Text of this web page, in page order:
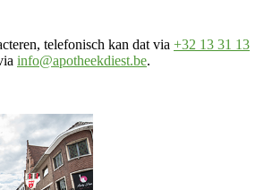
telefonisch kan dat via +32 13 31 13
info@apotheekdiest.be.